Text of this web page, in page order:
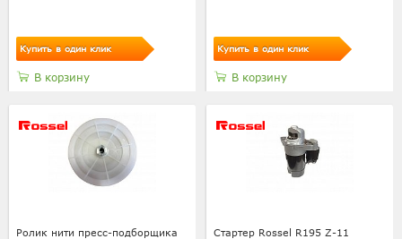
Купить в один клик
В корзину
Купить в один клик
В корзину
Ролик нити пресс-подборщика
Стартер Rossel R195 Z-11